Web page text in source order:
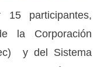
participantes,
la Corporación
y del Sistema